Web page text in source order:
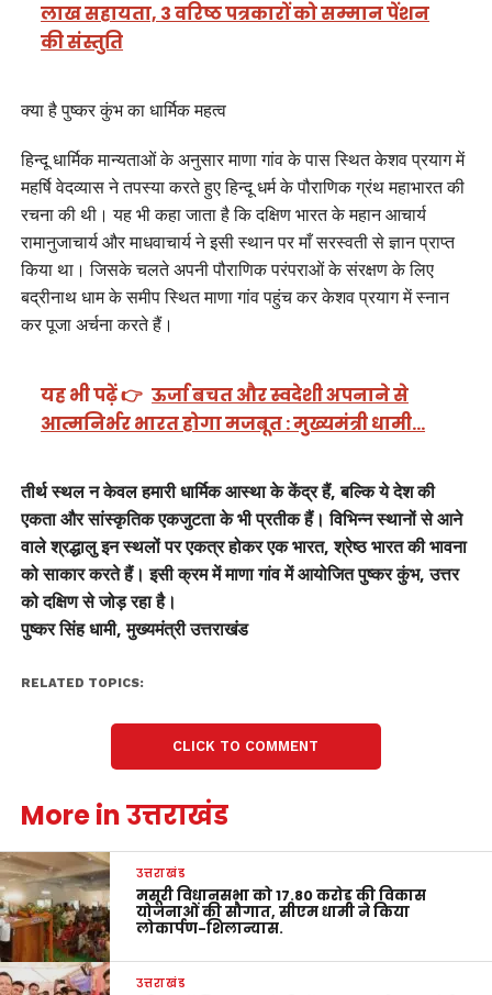
लाख सहायता, 3 वरिष्ठ पत्रकारों को सम्मान पेंशन
की संस्तुति
क्या है पुष्कर कुंभ का धार्मिक महत्व
हिन्दू धार्मिक मान्यताओं के अनुसार माणा गांव के पास स्थित केशव प्रयाग में
महर्षि वेदव्यास ने तपस्या करते हुए हिन्दू धर्म के पौराणिक ग्रंथ महाभारत की
रचना की थी। यह भी कहा जाता है कि दक्षिण भारत के महान आचार्य
रामानुजाचार्य और माधवाचार्य ने इसी स्थान पर माँ सरस्वती से ज्ञान प्राप्त
किया था। जिसके चलते अपनी पौराणिक परंपराओं के संरक्षण के लिए
बद्रीनाथ धाम के समीप स्थित माणा गांव पहुंच कर केशव प्रयाग में स्नान
कर पूजा अर्चना करते हैं।
यह भी पढ़ें 👉 ऊर्जा बचत और स्वदेशी अपनाने से
आत्मनिर्भर भारत होगा मजबूत : मुख्यमंत्री धामी…
तीर्थ स्थल न केवल हमारी धार्मिक आस्था के केंद्र हैं, बल्कि ये देश की
एकता और सांस्कृतिक एकजुटता के भी प्रतीक हैं। विभिन्न स्थानों से आने
वाले श्रद्धालु इन स्थलों पर एकत्र होकर एक भारत, श्रेष्ठ भारत की भावना
को साकार करते हैं। इसी क्रम में माणा गांव में आयोजित पुष्कर कुंभ, उत्तर
को दक्षिण से जोड़ रहा है।
पुष्कर सिंह धामी, मुख्यमंत्री उत्तराखंड
RELATED TOPICS:
CLICK TO COMMENT
More in उत्तराखंड
उत्तराखंड
मसूरी विधानसभा को 17.80 करोड़ की विकास
योजनाओं की सौगात, सीएम धामी ने किया
लोकार्पण-शिलान्यास.
उत्तराखंड